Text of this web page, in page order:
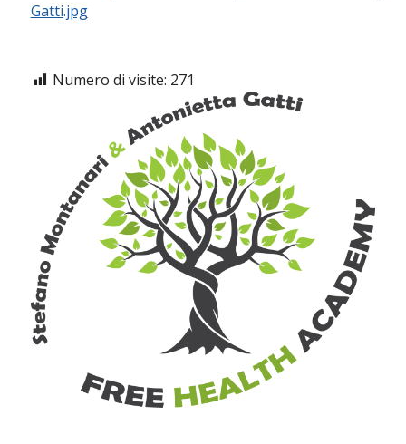
Gatti.jpg
Numero di visite: 271